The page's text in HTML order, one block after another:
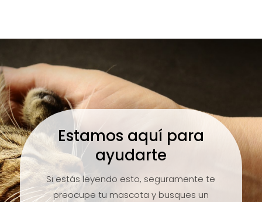
Estamos aquí para
ayudarte
Si estás leyendo esto, seguramente te
preocupe tu mascota y busques un